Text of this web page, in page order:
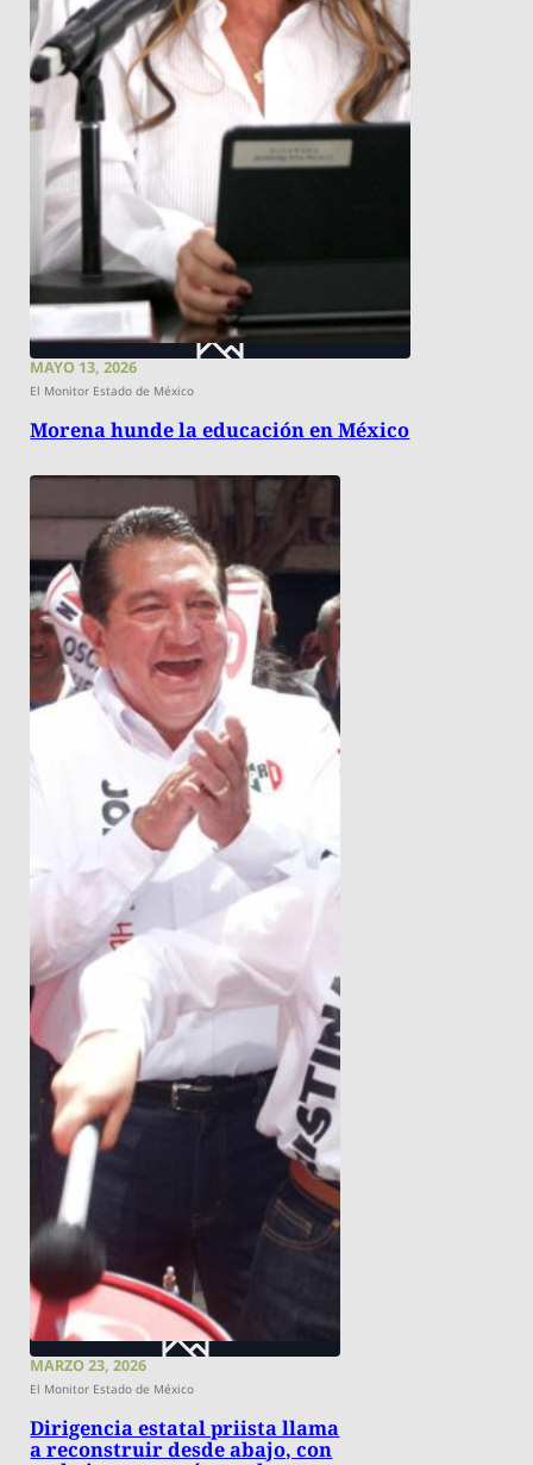
MAYO 13, 2026
El Monitor Estado de México
Morena hunde la educación en México
MARZO 23, 2026
El Monitor Estado de México
Dirigencia estatal priista llama
a reconstruir desde abajo, con